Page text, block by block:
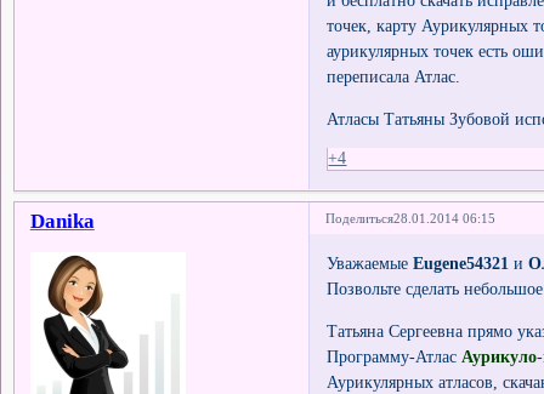
точек, карту Аурикулярных
аурикулярных точек есть
переписала Атлас.
Атласы Татьяны Зубовой
+4
Поделиться28.01.2014 06:15
Danika
УважаемыеEugene54321 и
Позвольте сделать
Татьяна Сергеевна прямо
Программу-АтласАурикуло
Аурикулярных атласов,